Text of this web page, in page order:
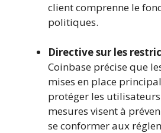
client comprenne le
politiques.
Directive sur les
Coinbase précise que
mises en place
protéger les
mesures visent à
se conformer aux